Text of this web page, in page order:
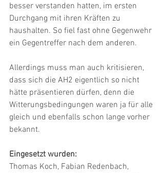
besser verstanden hatten, im ersten
Durchgang mit ihren Kräften zu
haushalten. So fiel fast ohne Gegenwehr
ein Gegentreffer nach dem anderen.
Allerdings muss man auch kritisieren,
dass sich die AH2 eigentlich so nicht
hätte präsentieren dürfen, denn die
Witterungsbedingungen waren ja für alle
gleich und ebenfalls schon lange vorher
bekannt.
Eingesetzt wurden:
Thomas Koch, Fabian Redenbach,